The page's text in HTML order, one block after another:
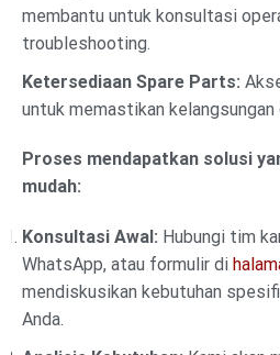
membantu untuk konsultasi
troubleshooting.
Ketersediaan Spare Parts:
untuk memastikan kelangsungan
Proses mendapatkan solusi
mudah:
Konsultasi Awal: Hubungi tim
WhatsApp, atau formulir di
mendiskusikan kebutuhan
Anda.